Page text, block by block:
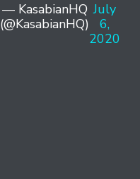
— KasabianHQ
(@KasabianHQ)
July
6,
2020